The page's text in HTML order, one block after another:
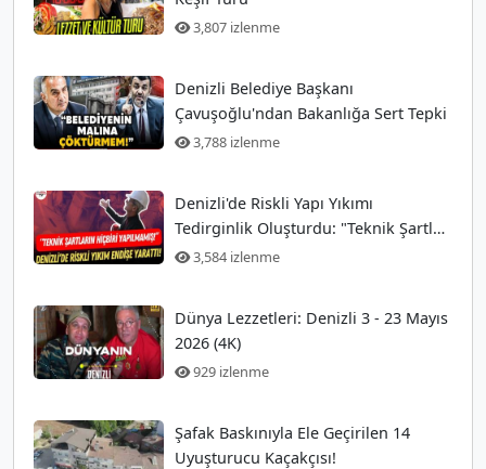
3,807 izlenme
Denizli Belediye Başkanı
Çavuşoğlu'ndan Bakanlığa Sert Tepki
3,788 izlenme
Denizli'de Riskli Yapı Yıkımı
Tedirginlik Oluşturdu: "Teknik Şartlar
Hiç Yerine Getirilmedi!"
3,584 izlenme
Dünya Lezzetleri: Denizli 3 - 23 Mayıs
2026 (4K)
929 izlenme
Şafak Baskınıyla Ele Geçirilen 14
Uyuşturucu Kaçakçısı!